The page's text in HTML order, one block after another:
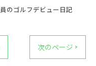
のゴルフデビュー日記
次のページ >